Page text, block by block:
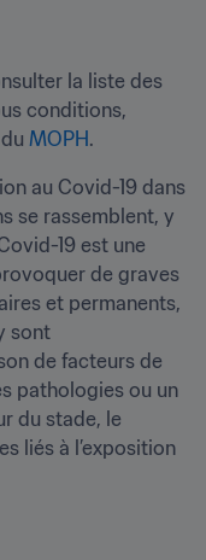
la liste des
conditions,
MOPH .
au Covid-19 dans
se rassemblent, y
19 est une
de graves
et permanents,
sont
de facteurs de
pathologies ou un
du stade, le
liés à l’exposition